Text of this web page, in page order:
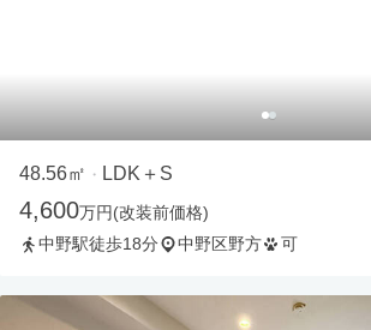
48.56㎡ ・ LDK＋S
4,600万円(改装前価格)
中野駅徒歩18分
中野区野方 可